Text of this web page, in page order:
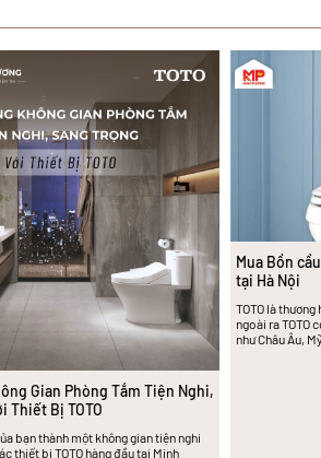
Gian Phòng Tắm Tiện Nghi,
Thiết Bị TOTO
bạn thành một không gian tiện nghi
thiết bị TOTO hàng đầu tại Minh
Mua Bồn
tại Hà Nội
TOTO là
ngoài ra TOTO
như Châu Âu,